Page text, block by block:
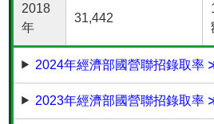
2018
年
31,442
2024年經濟部國營聯招錄取
2023年經濟部國營聯招錄取